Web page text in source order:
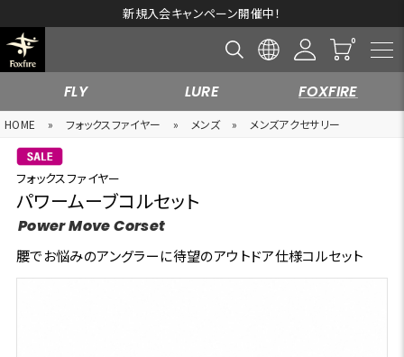
新規入会キャンペーン開催中！
FLY LURE FOXFIRE
HOME » フォックスファイヤー » メンズ » メンズアクセサリー
フォックスファイヤー
パワームーブコルセット
Power Move Corset
腰でお悩みのアングラーに待望のアウトドア仕様コルセット